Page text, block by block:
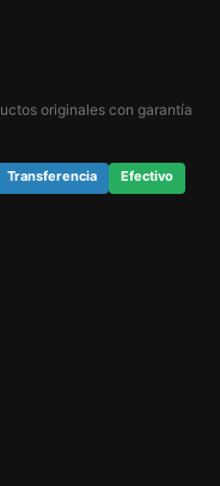
originales con garantía
Transferencia Efectivo